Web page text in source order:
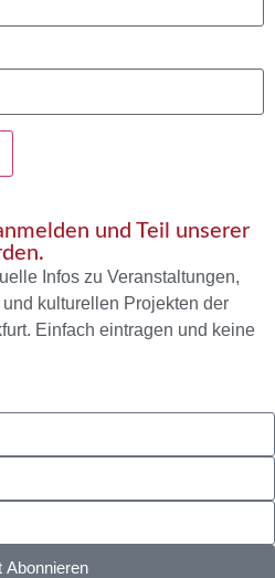
und Teil unserer
Infos zu Veranstaltungen,
kulturellen Projekten der
Einfach eintragen und keine
Abonnieren